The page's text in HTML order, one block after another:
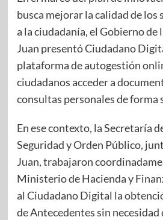
busca mejorar la calidad de los
a la ciudadanía, el Gobierno de
Juan presentó Ciudadano
plataforma de autogestión
ciudadanos acceder a
consultas personales de forma
En ese contexto, la Secretaría
Seguridad y Orden Público,
Juan, trabajaron
Ministerio de Hacienda y
al Ciudadano Digital la
de Antecedentes sin necesidad